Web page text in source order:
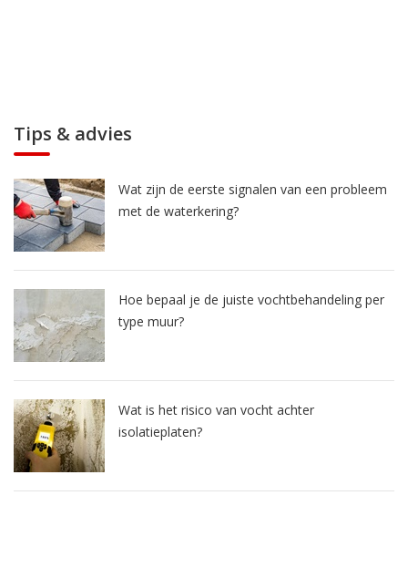
Tips & advies
Wat zijn de eerste signalen van een probleem
met de waterkering?
Hoe bepaal je de juiste vochtbehandeling per
type muur?
Wat is het risico van vocht achter
isolatieplaten?